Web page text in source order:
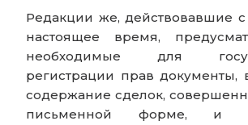
Редакции же, действовавшие с
настоящее время,
необходимые для
регистрации прав
содержание сделок,
письменной форме, и